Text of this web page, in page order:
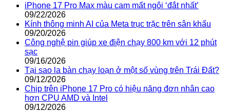
iPhone 17 Pro Max màu cam mất ngôi ‘đắt nhất’
09/22/2026
Kính thông minh AI của Meta trục trặc trên sân khấu
09/20/2026
Công nghệ pin giúp xe điện chạy 800 km với 12 phút
sạc
09/16/2026
Tại sao la bàn chạy loạn ở một số vùng trên Trái Đất?
09/12/2026
Chip trên iPhone 17 Pro có hiệu năng đơn nhân cao
hơn CPU AMD và Intel
09/12/2026